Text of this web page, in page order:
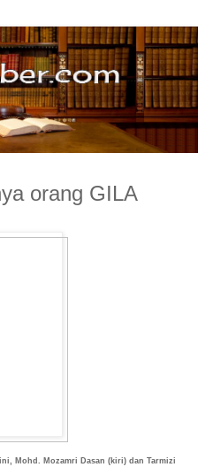
orang GILA
Mohd. Mozamri Dasan (kiri) dan Tarmizi